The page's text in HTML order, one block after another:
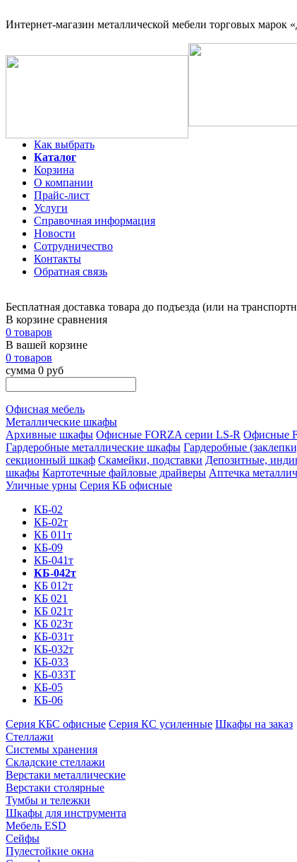
Интернет-магазин металлической мебели торговых марок
Как выбрать
Каталог
Корзина
О компании
Прайс-лист
Услуги
Справочная информация
Новости
Сотрудничество
Контакты
Обратная связь
Бесплатная доставка товара до подъезда (или на
В корзине сравнения
0 товаров
В вашей корзине
0 товаров
сумма 0 руб
Офисная мебель
Металлические шкафы
Архивные шкафы Офисные FORZA серии LS-R Офисные
Гардеробные металлические шкафы Гардеробные
секционный шкаф Скамейки, подставки Депозитные,
шкафы Картотечные файловые драйверы Аптечка
Уличные урны Серия КБ офисные
КБ-02
КБ-02т
КБ 011т
КБ-09
КБ-041т
КБ-042т
КБ 012т
КБ 021
КБ 021т
КБ 023т
КБ-031т
КБ-032т
КБ-033
КБ-033Т
КБ-05
КБ-06
Серия КБС офисные Серия КC усиленные Шкафы на заказ
Стеллажи
Системы хранения
Складские стеллажи
Верстаки металлические
Верстаки столярные
Тумбы и тележки
Шкафы для инструмента
Мебель ESD
Сейфы
Пулестойкие окна